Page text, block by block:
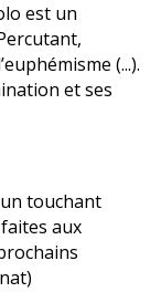
est un
(...).
et ses
touchant
aux